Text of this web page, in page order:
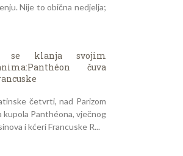
Nije to obična nedjelja;
se klanja svojim
čuva
četvrti, nad Parizom
kupola Panthéona, vječnog
i kćeri Francuske R...